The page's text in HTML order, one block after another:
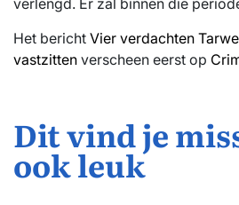
verlengd. Er zal binnen die
Het bericht Vier verdachten
vastzitten verscheen eerst op
Dit vind je
ook leuk